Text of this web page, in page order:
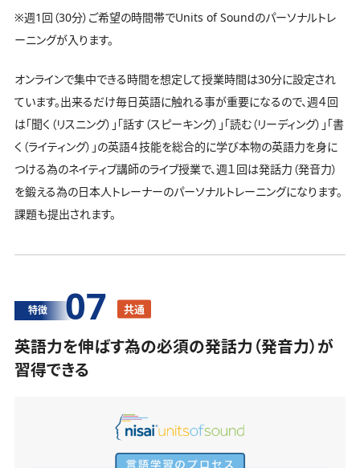
※週1回（30分）ご希望の時間帯でUnits of Soundのパーソナルトレ
ーニングが入ります。
オンラインで集中できる時間を想定して授業時間は30分に設定され
ています。出来るだけ毎日英語に触れる事が重要になるので、週４回
は「聞く（リスニング）」「話す（スピーキング）」「読む（リーディング）」「書
く（ライティング）」の英語４技能を総合的に学び本物の英語力を身に
つける為のネイティブ講師のライブ授業で、週１回は発話力（発音力）
を鍛える為の日本人トレーナーのパーソナルトレーニングになります。
課題も提出されます。
特徴 07 共通
英語力を伸ばす為の必須の発話力（発音力）が
習得できる